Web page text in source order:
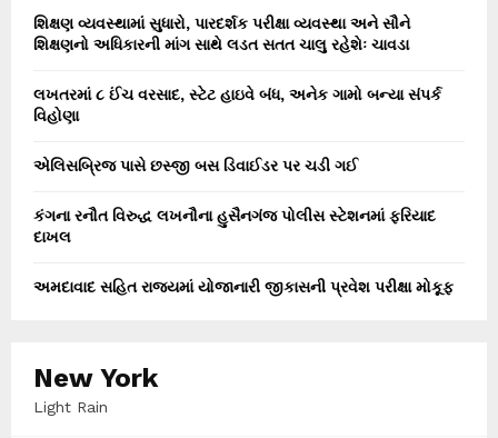
શિક્ષણ વ્યવસ્થામાં સુધારો, પારદર્શક પરીક્ષા વ્યવસ્થા અને સૌને
શિક્ષણનો અધિકારની માંગ સાથે લડત સતત ચાલુ રહેશેઃ ચાવડા
લખતરમાં ૮ ઈંચ વરસાદ, સ્ટેટ હાઇવે બંધ, અનેક ગામો બન્યા સંપર્ક
વિહોણા
એલિસબ્રિજ પાસે છસ્જી બસ ડિવાઈડર પર ચડી ગઈ
કંગના રનૌત વિરુદ્ધ લખનૌના હુસૈનગંજ પોલીસ સ્ટેશનમાં ફરિયાદ
દાખલ
અમદાવાદ સહિત રાજ્યમાં યોજાનારી જીકાસની પ્રવેશ પરીક્ષા મોકૂફ
New York
Light Rain